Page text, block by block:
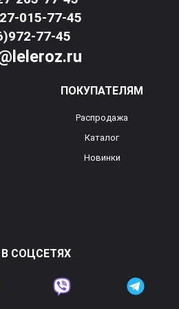
015-77-45
77-45
ПОКУПАТЕЛЯМ
Распродажа
Каталог
Новинки
СОЦСЕТЯХ